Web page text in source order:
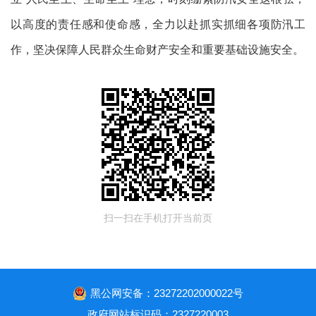
以高度的责任感和使命感，全力以赴抓实抓细各项防汛工
作，坚决保障人民群众生命财产安全和重要基础设施安全。
扫一扫在手机打开当前页
黑公网安备：23272202000022号